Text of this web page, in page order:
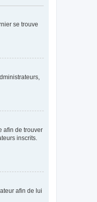
se trouve
afin de trouver
inscrits.
afin de lui